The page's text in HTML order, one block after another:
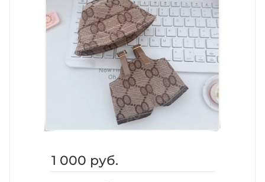
1 000 руб.